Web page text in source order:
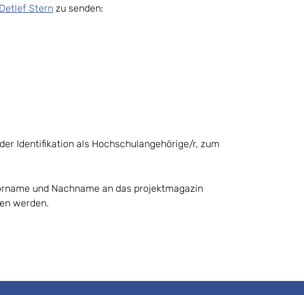
Stern zu senden:
Identifikation als Hochschulangehörige/r, zum
und Nachname an das projektmagazin
werden.